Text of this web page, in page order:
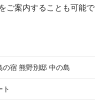
ご案内することも可能
宿 熊野別邸 中の島
ト